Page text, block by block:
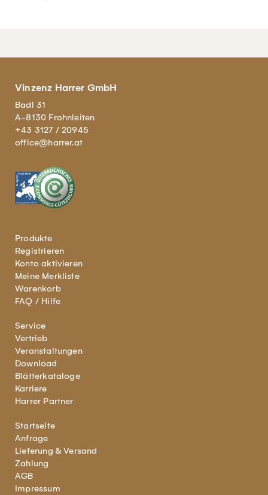
Vinzenz Harrer GmbH
Badl 31
A-8130 Frohnleiten
+43 3127 / 20945
office@harrer.at
Produkte
Registrieren
Konto aktivieren
Meine Merkliste
Warenkorb
FAQ / Hilfe
Service
Vertrieb
Veranstaltungen
Download
Blätterkataloge
Karriere
Harrer Partner
Startseite
Anfrage
Lieferung & Versand
Zahlung
AGB
Impressum